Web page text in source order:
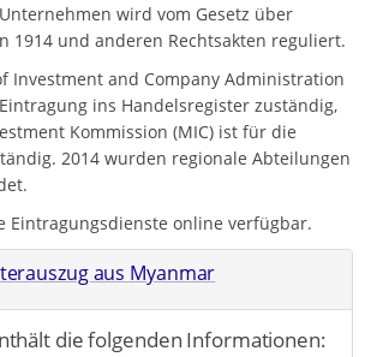
wird vom Gesetz über
1914 und anderen Rechtsakten reguliert.
Investment and Company Administration
ins Handelsregister zuständig,
Kommission (MIC) ist für die
2014 wurden regionale Abteilungen
Eintragungsdienste online verfügbar.
aus Myanmar
die folgenden Informationen: